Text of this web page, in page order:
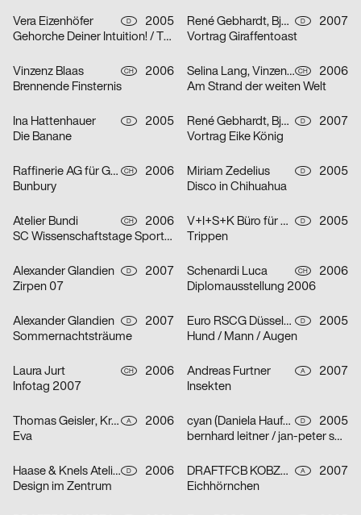
Vera Eizenhöfer D
2005
Gehorche Deiner Intuition! / Traue Deinem Reflex!
René Gebhardt, Björn Kernspeckt, Sebastian Locke D
2007
Vortrag Giraffentoast
Vinzenz Blaas CH
2006
Brennende Finsternis
Selina Lang, Vinzenz Blaas CH
2006
Am Strand der weiten Welt
Ina Hattenhauer D
2005
Die Banane
René Gebhardt, Björn Kernspeckt, Sebastian Locke D
2007
Vortrag Eike König
Raffinerie AG für Gestaltung CH
2006
Bunbury
Miriam Zedelius D
2005
Disco in Chihuahua
Atelier Bundi CH
2006
SC Wissenschaftstage Sport/Biel
V+I+S+K Büro für Visuelle Kommunikation D
2005
Trippen
Alexander Glandien D
2007
Zirpen 07
Schenardi Luca CH
2006
Diplomausstellung 2006
Alexander Glandien D
2007
Sommernachtsträume
Euro RSCG Düsseldorf D
2005
Hund / Mann / Augen
Laura Jurt CH
2006
Infotag 2007
Andreas Furtner A
2007
Insekten
Thomas Geisler, Kramar, Christof Nardin A
2006
Eva
cyan (Daniela Haufe + Detlef Fiedler) D
2005
bernhard leitner / jan-peter sonntag
Haase & Knels Atelier für Gestaltung D
2006
Design im Zentrum
DRAFTFCB KOBZA, Andreas Furtner A
2007
Eichhörnchen